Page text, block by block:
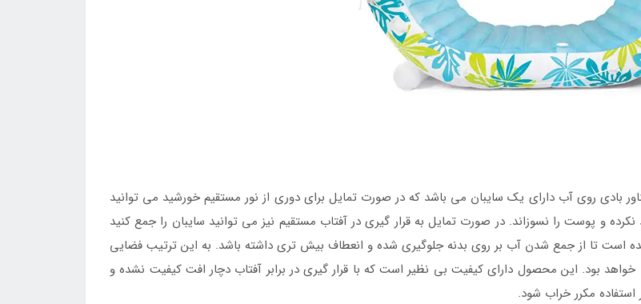
بادی روی آب دارای یک سایبان می باشد که در صورت تمایل برای دوری از نور مستقیم خورشید می توانید
و پوست را نسوزاند. در صورت تمایل به قرار گیری در آفتاب مستقیم نیز می توانید سایبان را جمع کنید
است تا از جمع شدن آب بر روی بدنه جلوگیری شده و انعطاف بیش تری داشته باشد. به این ترتیب فضایی
بود. این محصول دارای کیفیت بی نظیر است که با قرار گیری در برابر آفتاب دچار افت کیفیت نشده و
استفاده مکرر خراب شود.